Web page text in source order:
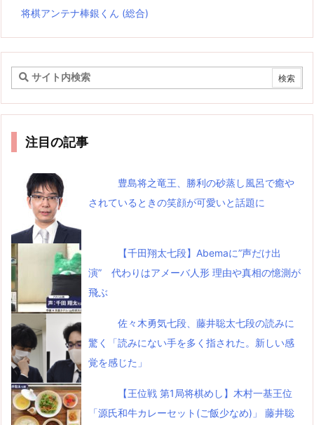
将棋アンテナ棒銀くん (総合)
注目の記事
豊島将之竜王、勝利の砂蒸し風呂で癒や
されているときの笑顔が可愛いと話題に
【千田翔太七段】Abemaに”声だけ出
演” 代わりはアメーバ人形 理由や真相の憶測が
飛ぶ
佐々木勇気七段、藤井聡太七段の読みに
驚く「読みにない手を多く指された。新しい感
覚を感じた」
【王位戦 第1局将棋めし】木村一基王位
「源氏和牛カレーセット(ご飯少なめ)」 藤井聡